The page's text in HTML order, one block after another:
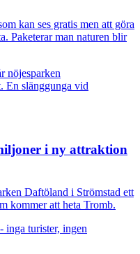
kan ses gratis men att göra
Paketerar man naturen blir
i ny attraktion
Daftöland i Strömstad ett
kommer att heta Tromb.